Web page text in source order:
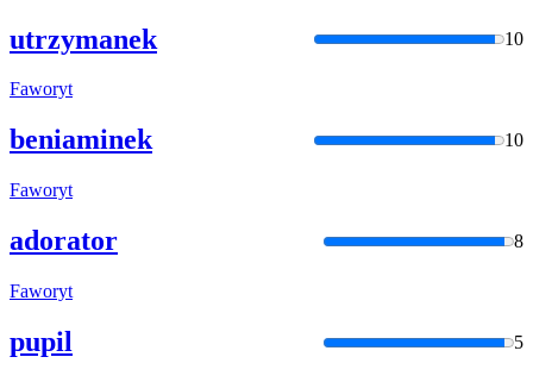
utrzymanek 10
Faworyt
beniaminek 10
Faworyt
adorator 8
Faworyt
pupil 5